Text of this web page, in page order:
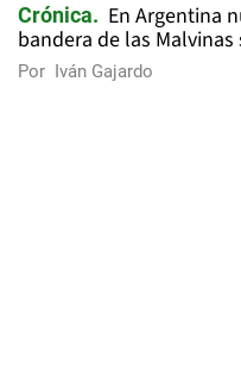
Crónica
En Argentina
bandera de las
Por Iván Gajardo